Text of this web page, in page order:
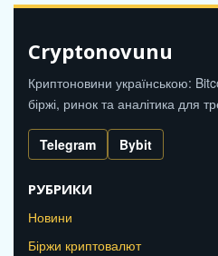
Cryptonovunu
Криптоновини українською:
біржі, ринок та аналітика для
Telegram Bybit
РУБРИКИ
Новини
Біржи криптовалют